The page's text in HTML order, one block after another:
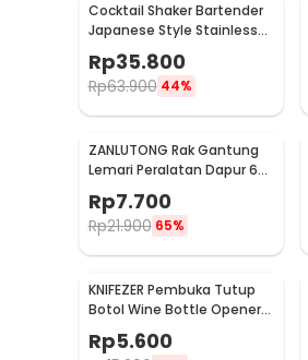
Cocktail Shaker Bartender
Japanese Style Stainless
Steel 200ml
Rp35.800
Rp63.900 44%
ZANLUTONG Rak Gantung
Lemari Peralatan Dapur 6
Rp7.700
Rp21.900 65%
KNIFEZER Pembuka Tutup
Botol Wine Bottle Opener
Stainless Steel - WS01
Rp5.600